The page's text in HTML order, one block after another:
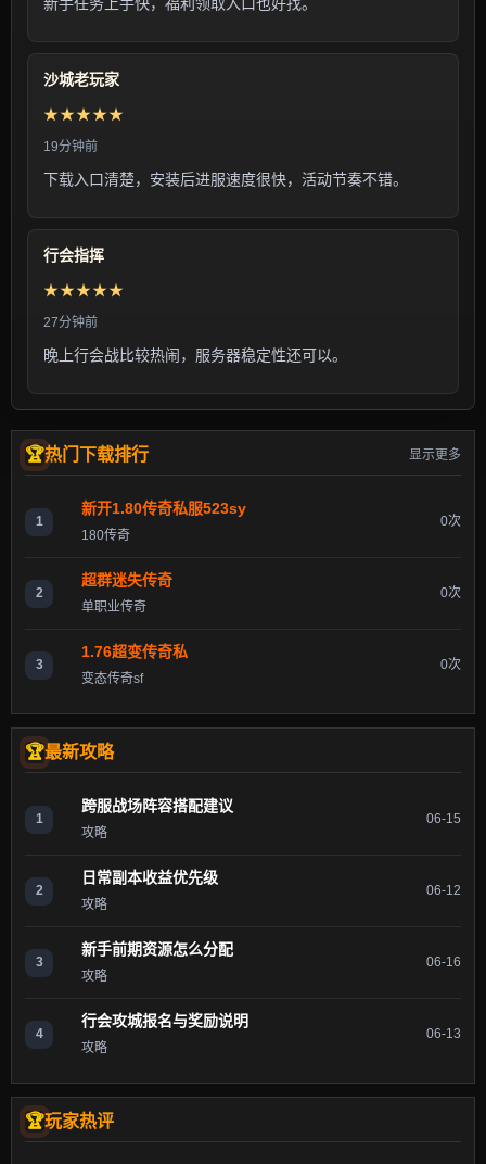
沙城老玩家
★★★★★
19分钟前
下载入口清楚，安装后进服速度很快，活动节奏不错。
行会指挥
★★★★★
27分钟前
晚上行会战比较热闹，服务器稳定性还可以。
热门下载排行 显示更多
1
新开1.80传奇私服523sy
180传奇
0次
2
超群迷失传奇
单职业传奇
0次
3
1.76超变传奇私
变态传奇sf
0次
最新攻略
1
跨服战场阵容搭配建议
攻略
06-15
2
日常副本收益优先级
攻略
06-12
3
新手前期资源怎么分配
攻略
06-16
4
行会攻城报名与奖励说明
攻略
06-13
玩家热评